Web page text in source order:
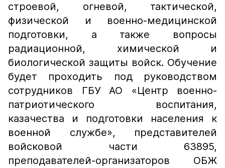
строевой, огневой, тактической,
физической и военно-медицинской
подготовки, а также вопросы
радиационной, химической и
биологической защиты войск. Обучение
будет проходить под руководством
сотрудников ГБУ АО «Центр военно-
патриотического воспитания,
казачества и подготовки населения к
военной службе», представителей
войсковой части 63895,
преподавателей-организаторов ОБЖ